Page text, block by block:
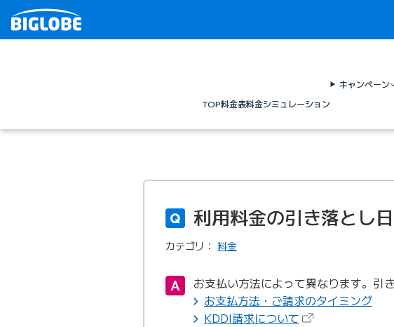
TOP料金表料金シミュレーション
キャンペーン
利用料金の引き落とし
カテゴリ： 料金
お支払い方法によって異なります。引
お支払方法・ご請求のタイミング
KDDI請求について （新しいタブで開